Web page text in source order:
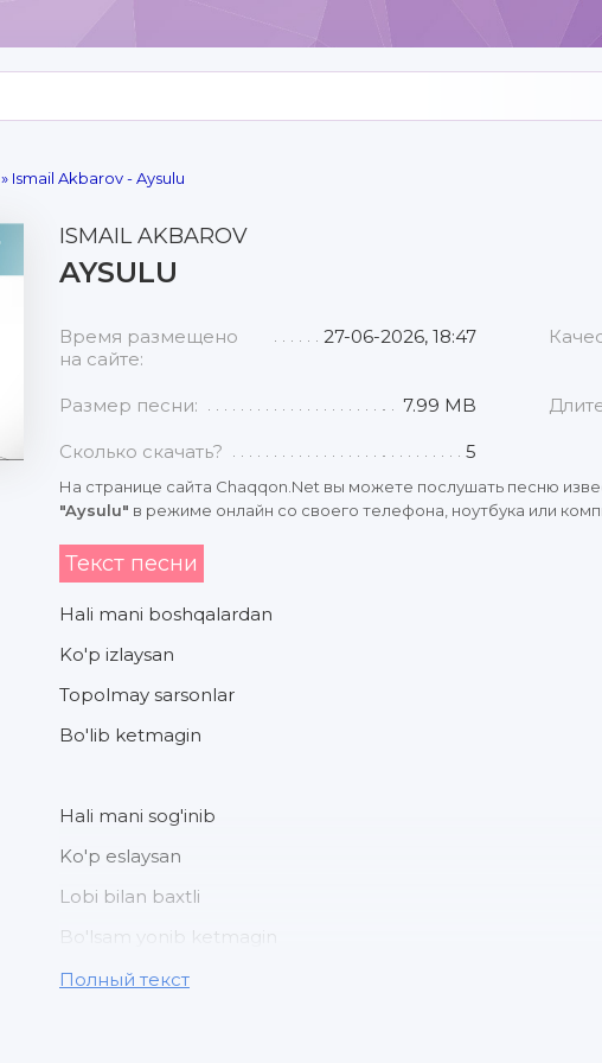
» Ismail Akbarov - Aysulu
ISMAIL AKBAROV
AYSULU
Время размещено
на сайте:
27-06-2026, 18:47
Размер песни: 7.99 MB
Сколько скачать? 5
На странице сайта Chaqqon.Net вы можете послушать песню
"Aysulu" в режиме онлайн со своего телефона, ноутбука или
Текст песни
Hali mani boshqalardan
Ko'p izlaysan
Topolmay sarsonlar
Bo'lib ketmagin
Hali mani sog'inib
Ko'p eslaysan
Lobi bilan baxtli
Bo'lsam yonib ketmagin
Полный текст